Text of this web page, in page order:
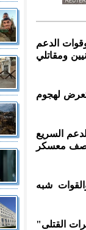
الدعم
ومقاتلي
لهجوم
السريع
معسكر
شبه
وتحدثت عن "عشرات القتلى"